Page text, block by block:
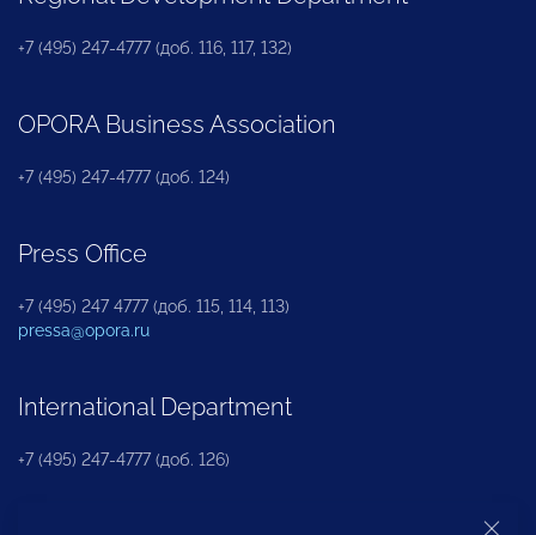
+7 (495) 247-4777 (доб. 116, 117, 132)
OPORA Business Association
+7 (495) 247-4777 (доб. 124)
Press Office
+7 (495) 247 4777 (доб. 115, 114, 113)
pressa@opora.ru
International Department
+7 (495) 247-4777 (доб. 126)